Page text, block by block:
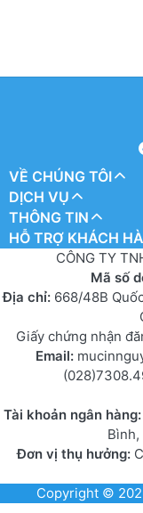
VỀ CHÚNG TÔI
DỊCH VỤ
THÔNG TIN
HỖ TRỢ KHÁCH
CÔNG TY
Mã số
Địa chỉ: 668/48B
Giấy chứng nhận
Email:
Tài khoản ngân hàng:
Đơn vị thụ hưởng:
Copyright ©